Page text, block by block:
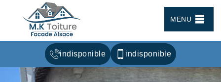
MENU
indisponible indisponible